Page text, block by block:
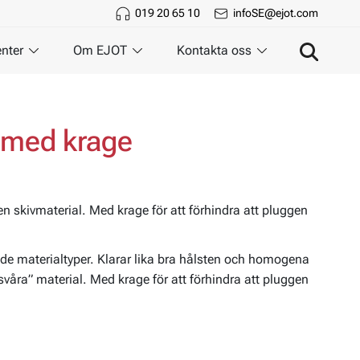
019 20 65 10 infoSE@ejot.com
Om EJOT Kontakta oss
krage
skivmaterial. Med krage för att förhindra att pluggen
materialtyper. Klarar lika bra hålsten och homogena
material. Med krage för att förhindra att pluggen